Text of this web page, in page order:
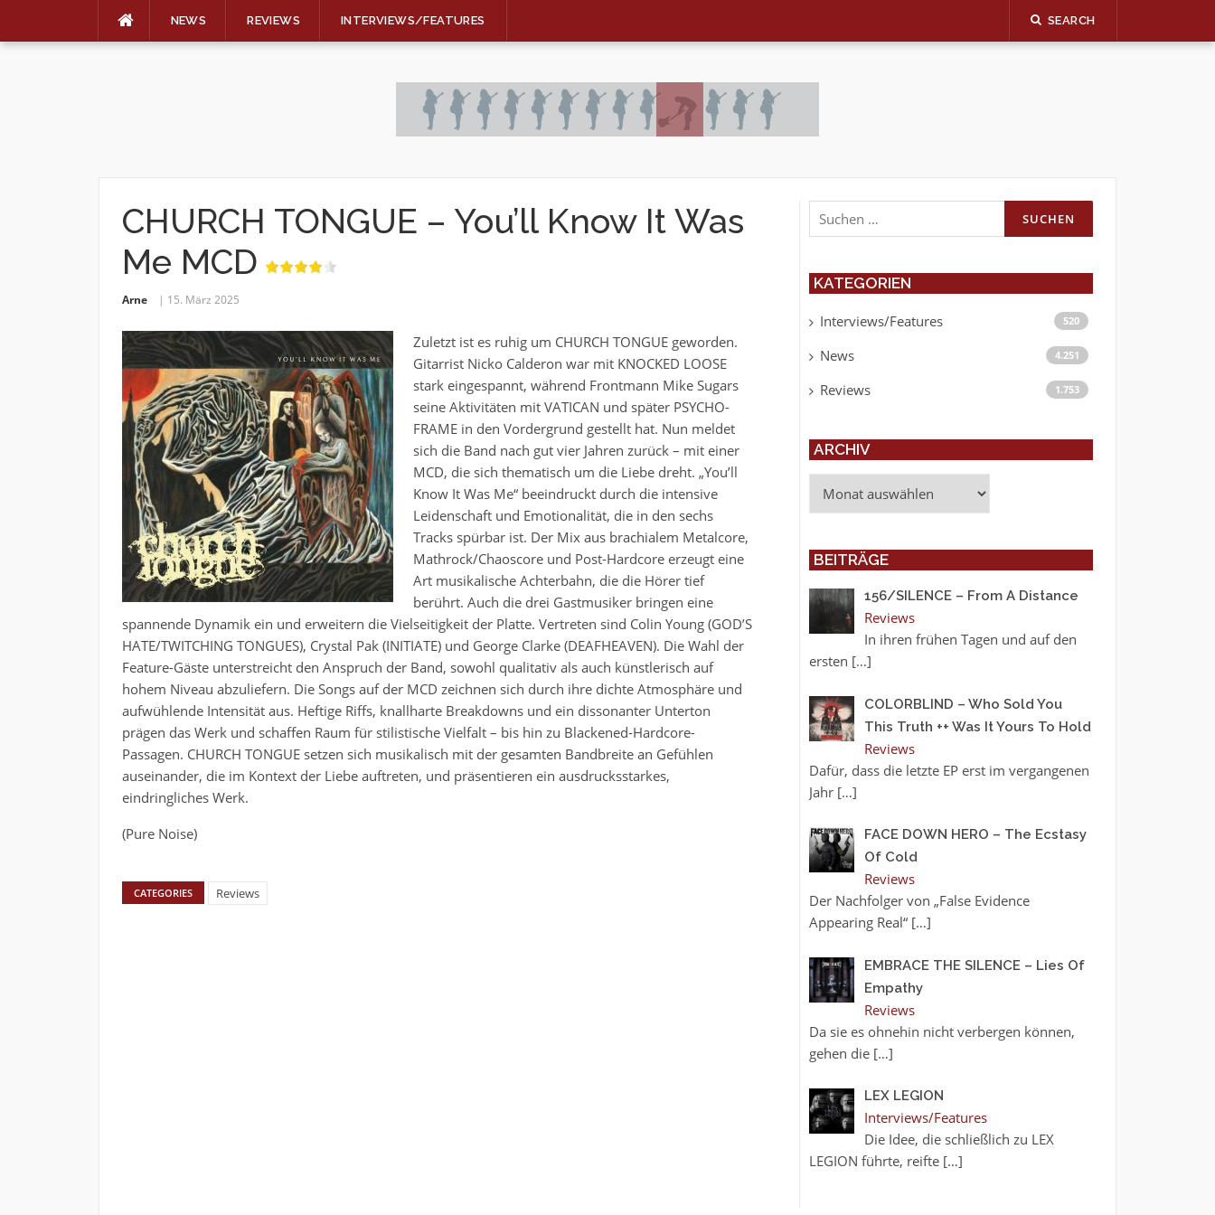
NEWS REVIEWS INTERVIEWS/FEATURES SEARCH
CHURCH TONGUE – You’ll Know It Was
Me MCD
Arne 15. März 2025
Zuletzt ist es ruhig um CHURCH TONGUE geworden.
Gitarrist Nicko Calderon war mit KNOCKED LOOSE
stark eingespannt, während Frontmann Mike Sugars
seine Aktivitäten mit VATICAN und später PSYCHO-
FRAME in den Vordergrund gestellt hat. Nun meldet
sich die Band nach gut vier Jahren zurück – mit einer
MCD, die sich thematisch um die Liebe dreht. „You’ll
Know It Was Me“ beeindruckt durch die intensive
Leidenschaft und Emotionalität, die in den sechs
Tracks spürbar ist. Der Mix aus brachialem Metalcore,
Mathrock/Chaoscore und Post-Hardcore erzeugt eine
Art musikalische Achterbahn, die die Hörer tief
berührt. Auch die drei Gastmusiker bringen eine
spannende Dynamik ein und erweitern die Vielseitigkeit der Platte. Vertreten sind Colin Young (GOD’S
HATE/TWITCHING TONGUES), Crystal Pak (INITIATE) und George Clarke (DEAFHEAVEN). Die Wahl der
Feature-Gäste unterstreicht den Anspruch der Band, sowohl qualitativ als auch künstlerisch auf
hohem Niveau abzuliefern. Die Songs auf der MCD zeichnen sich durch ihre dichte Atmosphäre und
aufwühlende Intensität aus. Heftige Riffs, knallharte Breakdowns und ein dissonanter Unterton
prägen das Werk und schaffen Raum für stilistische Vielfalt – bis hin zu Blackened-Hardcore-
Passagen. CHURCH TONGUE setzen sich musikalisch mit der gesamten Bandbreite an Gefühlen
auseinander, die im Kontext der Liebe auftreten, und präsentieren ein ausdrucksstarkes,
eindringliches Werk.
(Pure Noise)
CATEGORIES Reviews
Suchen
nach:
KATEGORIEN
Interviews/Features 520
News 4.251
Reviews 1.753
ARCHIV
BEITRÄGE
156/SILENCE – From A Distance
Reviews
In ihren frühen Tagen und auf den
ersten […]
COLORBLIND – Who Sold You
This Truth ++ Was It Yours To Hold
Reviews
Dafür, dass die letzte EP erst im vergangenen
Jahr […]
FACE DOWN HERO – The Ecstasy
Of Cold
Reviews
Der Nachfolger von „False Evidence
Appearing Real“ […]
EMBRACE THE SILENCE – Lies Of
Empathy
Reviews
Da sie es ohnehin nicht verbergen können,
gehen die […]
LEX LEGION
Interviews/Features
Die Idee, die schließlich zu LEX
LEGION führte, reifte […]